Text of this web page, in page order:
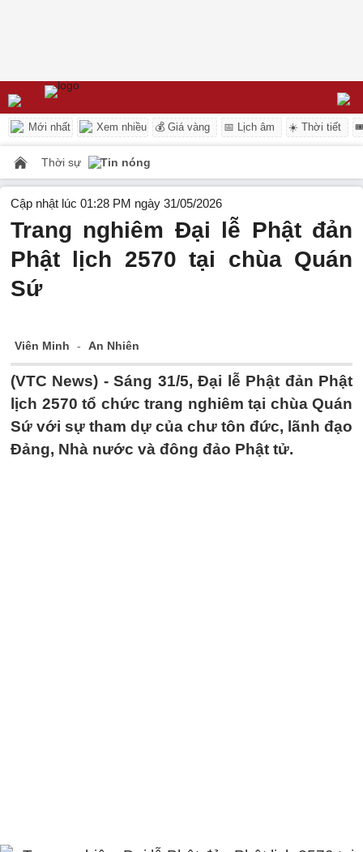
Mới nhất Xem nhiều 💰 Giá vàng 📅 Lịch âm ☀️ Thời tiết
Thời sự Tin nóng
Cập nhật lúc 01:28 PM ngày 31/05/2026
Trang nghiêm Đại lễ Phật đản
Phật lịch 2570 tại chùa Quán
Sứ
Viên Minh - An Nhiên
(VTC News) -Sáng 31/5, Đại lễ Phật đản Phật
lịch 2570 tổ chức trang nghiêm tại chùa Quán
Sứ với sự tham dự của chư tôn đức, lãnh đạo
Đảng, Nhà nước và đông đảo Phật tử.